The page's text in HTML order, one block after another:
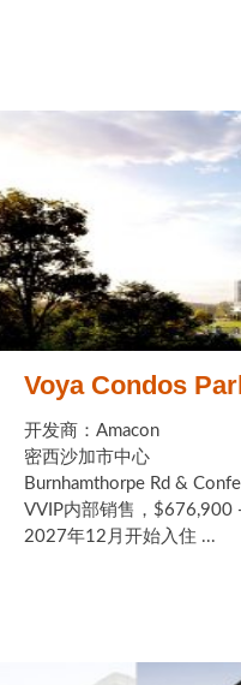
Voya Condos
开发商：Amacon
密西沙加市中心
Burnhamthorpe Rd &
VVIP内部销售，$676,900
2027年12月开始入住 ...